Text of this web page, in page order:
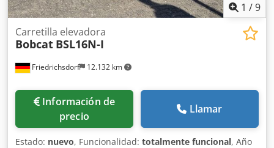
1 /9
Friedrichsdorf 12.132 km
Carretilla elevadora
Bobcat BSL16N-I
Información de
precio
Llamar
Estado: nuevo, Funcionalidad: totalmente funcional, Año